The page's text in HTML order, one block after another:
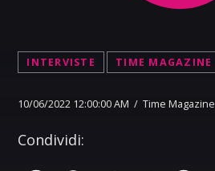
INTERVISTE TIME MAGAZINE
10/06/2022 12:00:00 AM / Time Magazine
Condividi: